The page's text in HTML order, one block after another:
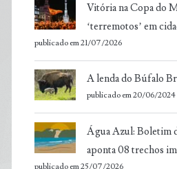
Vitória na Copa do
‘terremotos’ em
publicado em 21/07/2026
A lenda do Búfalo
publicado em 20/06/2024
Água Azul: Boletim
aponta 08 trechos
publicado em 25/07/2026